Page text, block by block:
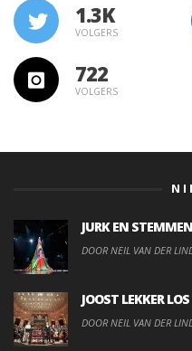
1.3K
VOLGERS
722
VOLGERS
JURK EN
DOOR NEIL VAN DER
JOOST LEKKER
DOOR NEIL VAN DER